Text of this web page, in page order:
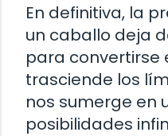
En definitiva, la
un caballo deja
para convertirse
trasciende los
nos sumerge en
posibilidades